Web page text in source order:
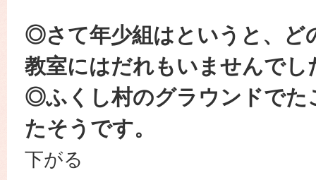
◎さて年少組はというと、ど
教室にはだれもいませんでし
◎ふくし村のグラウンドでた
たそうです。
下がる